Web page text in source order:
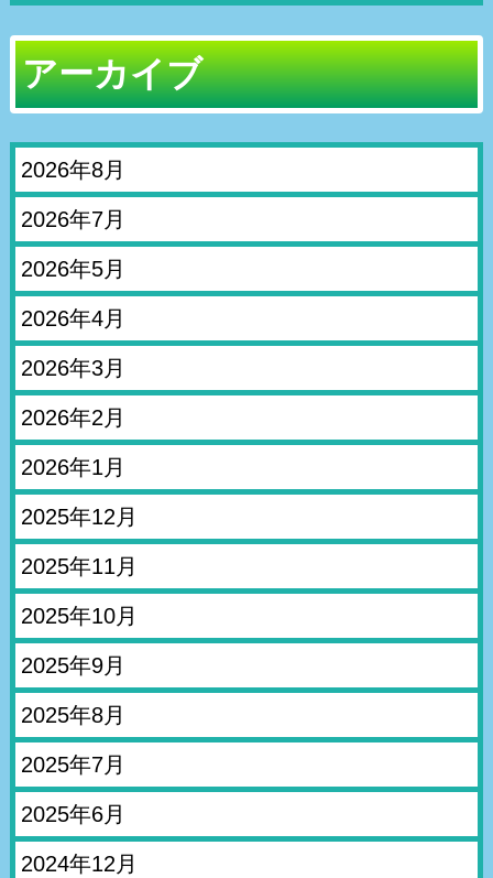
アーカイブ
2026年8月
2026年7月
2026年5月
2026年4月
2026年3月
2026年2月
2026年1月
2025年12月
2025年11月
2025年10月
2025年9月
2025年8月
2025年7月
2025年6月
2024年12月